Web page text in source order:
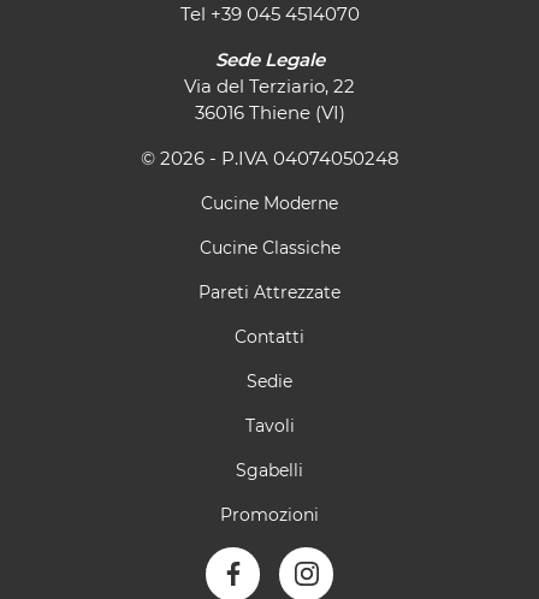
Tel +39 045 4514070
Sede Legale
Via del Terziario, 22
36016 Thiene (VI)
© 2026 - P.IVA 04074050248
Cucine Moderne
Cucine Classiche
Pareti Attrezzate
Contatti
Sedie
Tavoli
Sgabelli
Promozioni